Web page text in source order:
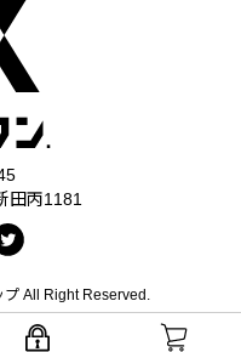
田丙1181
All Right Reserved.